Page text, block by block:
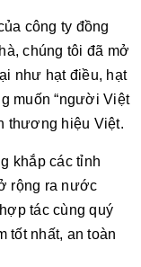
công ty đồng
chúng tôi đã mở
như hạt điều, hạt
muốn “người Việt
thương hiệu Việt.
khắp các tỉnh
rộng ra nước
tác cùng quý
tốt nhất, an toàn